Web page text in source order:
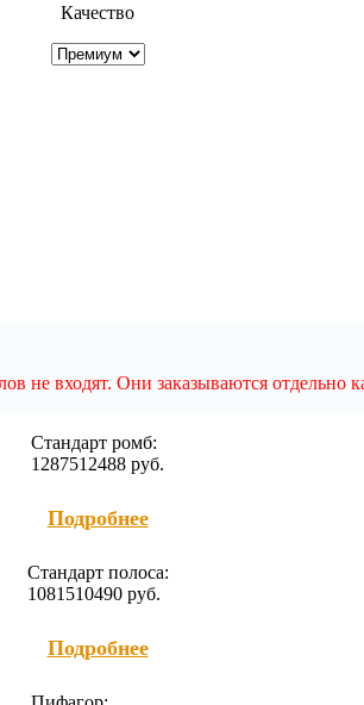
Качество
входят. Они заказываются отдельно
Cтандарт ромб:
1287512488 руб.
Подробнее
Cтандарт полоса:
1081510490руб.
Подробнее